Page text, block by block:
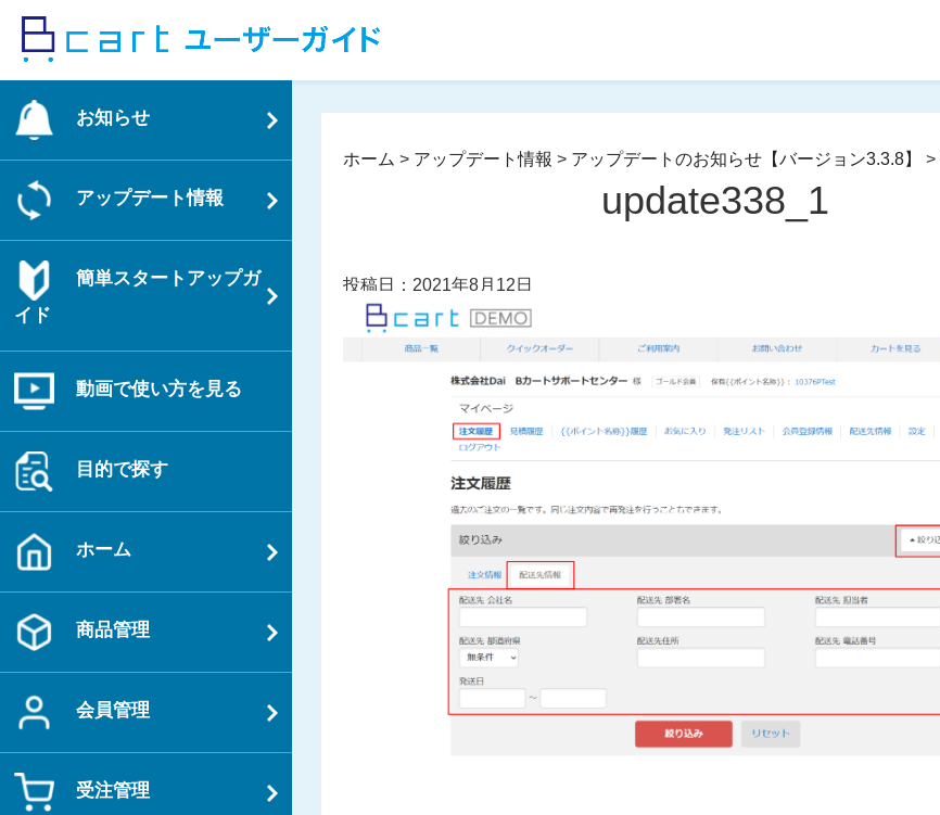
ッ
お知らせ
アップデート情報
簡単スタートアップガ
イド
動画で使い方を見る
目的で探す
ホーム
商品管理
会員管理
受注管理
ホーム > アップデート情報 > アップデートのお知らせ【バージョン3.3.8】 >
update338_1
投稿日：2021年8月12日